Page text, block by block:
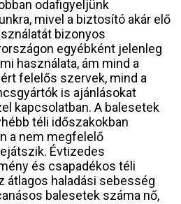
odafigyeljünk
mivel a biztosító akár elő
bizonyos
egyébként jelenleg
használata, ám mind a
felelős szervek, mind a
is ajánlásokat
kapcsolatban. A balesetek
téli időszakokban
a nem megfelelő
Évtizedes
és csapadékos téli
átlagos haladási sebesség
balesetek száma nő,